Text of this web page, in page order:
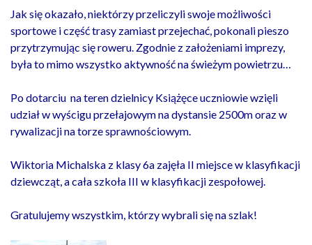
Jak się okazało, niektórzy przeliczyli swoje możliwości
sportowe i część trasy zamiast przejechać, pokonali pieszo
przytrzymując się roweru. Zgodnie z założeniami imprezy,
była to mimo wszystko aktywność na świeżym powietrzu…
Po dotarciu na teren dzielnicy Książęce uczniowie wzięli
udział w wyścigu przełajowym na dystansie 2500m oraz w
rywalizacji na torze sprawnościowym.
Wiktoria Michalska z klasy 6a zajęła II miejsce w klasyfikacji
dziewcząt, a cała szkoła III w klasyfikacji zespołowej.
Gratulujemy wszystkim, którzy wybrali się na szlak!